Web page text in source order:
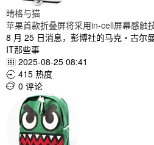
晴格与猫
苹果首款折叠屏将采用in-cell屏幕感触
8 月 25 日消息，彭博社的马克・古尔
IT那些事
 2025-08-25 08:41
 415 热度
 0 评论